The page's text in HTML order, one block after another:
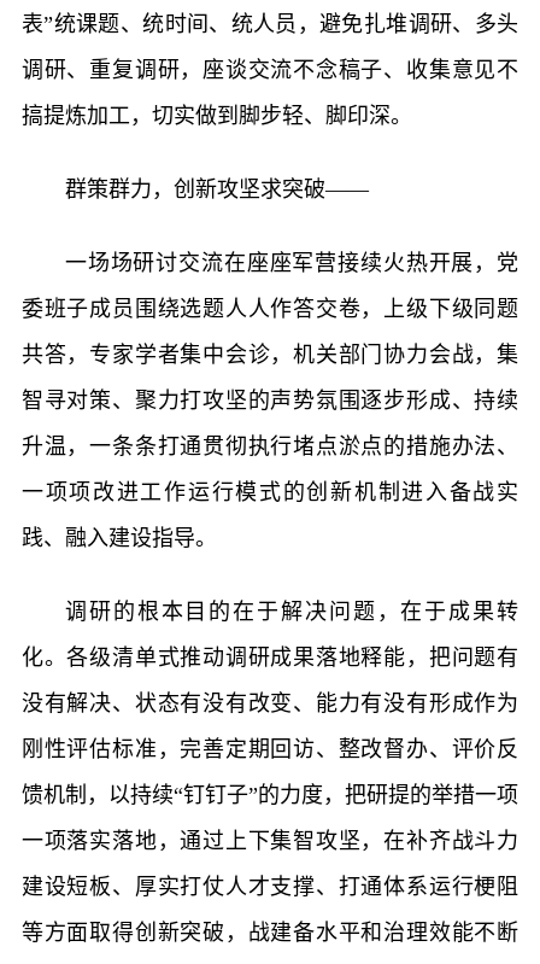
表”统课题、统时间、统人员，避免扎堆调研、多头
调研、重复调研，座谈交流不念稿子、收集意见不
搞提炼加工，切实做到脚步轻、脚印深。
群策群力，创新攻坚求突破——
一场场研讨交流在座座军营接续火热开展，党
委班子成员围绕选题人人作答交卷，上级下级同题
共答，专家学者集中会诊，机关部门协力会战，集
智寻对策、聚力打攻坚的声势氛围逐步形成、持续
升温，一条条打通贯彻执行堵点淤点的措施办法、
一项项改进工作运行模式的创新机制进入备战实
践、融入建设指导。
调研的根本目的在于解决问题，在于成果转
化。各级清单式推动调研成果落地释能，把问题有
没有解决、状态有没有改变、能力有没有形成作为
刚性评估标准，完善定期回访、整改督办、评价反
馈机制，以持续“钉钉子”的力度，把研提的举措一项
一项落实落地，通过上下集智攻坚，在补齐战斗力
建设短板、厚实打仗人才支撑、打通体系运行梗阻
等方面取得创新突破，战建备水平和治理效能不断